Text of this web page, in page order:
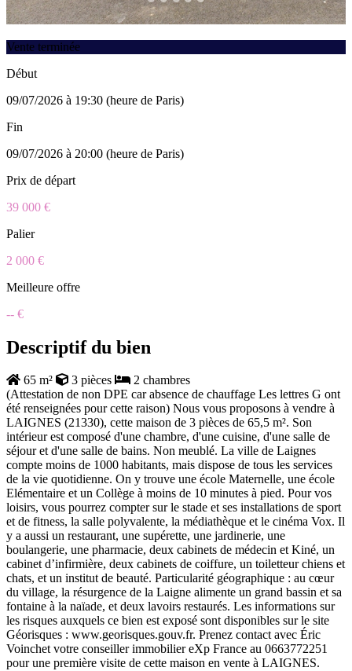
Vente terminée
Début
09/07/2026 à 19:30 (heure de Paris)
Fin
09/07/2026 à 20:00 (heure de Paris)
Prix de départ
39 000 €
Palier
2 000 €
Meilleure offre
-- €
Descriptif du bien
65 m² 3 pièces
2 chambres
(Attestation de non DPE car absence de chauffage Les lettres G ont
été renseignées pour cette raison) Nous vous proposons à vendre à
LAIGNES (21330), cette maison de 3 pièces de 65,5 m². Son
intérieur est composé d'une chambre, d'une cuisine, d'une salle de
séjour et d'une salle de bains. Non meublé. La ville de Laignes
compte moins de 1000 habitants, mais dispose de tous les services
de la vie quotidienne. On y trouve une école Maternelle, une école
Elémentaire et un Collège à moins de 10 minutes à pied. Pour vos
loisirs, vous pourrez compter sur le stade et ses installations de sport
et de fitness, la salle polyvalente, la médiathèque et le cinéma Vox. Il
y a aussi un restaurant, une supérette, une jardinerie, une
boulangerie, une pharmacie, deux cabinets de médecin et Kiné, un
cabinet d’infirmière, deux cabinets de coiffure, un toiletteur chiens et
chats, et un institut de beauté. Particularité géographique : au cœur
du village, la résurgence de la Laigne alimente un grand bassin et sa
fontaine à la naïade, et deux lavoirs restaurés. Les informations sur
les risques auxquels ce bien est exposé sont disponibles sur le site
Géorisques : www.georisques.gouv.fr. Prenez contact avec Éric
Voinchet votre conseiller immobilier eXp France au 0663772251
pour une première visite de cette maison en vente à LAIGNES.